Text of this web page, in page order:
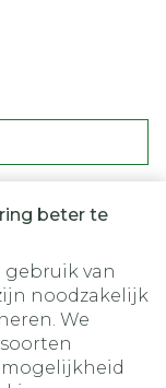
beter te
van
noodzakelijk
We
mogelijkheid
privacy policy